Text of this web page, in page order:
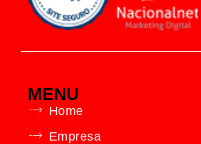
MENU
Home
Empresa